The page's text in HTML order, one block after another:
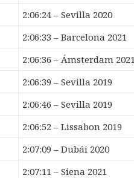
2:06:24 – Sevilla 2020
2:06:33 – Barcelona 2021
2:06:36 – Ámsterdam
2:06:39 – Sevilla 2019
2:06:46 – Sevilla 2019
2:06:52 – Lissabon 2019
2:07:09 – Dubái 2020
2:07:11 – Siena 2021